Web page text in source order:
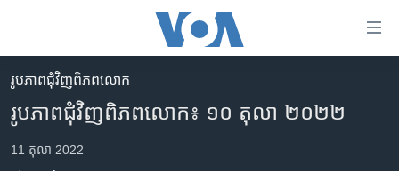
គេហទំព័រ​
រំលង​
និង​
កម្ពុជា
អន្តរជាតិ
អាមេរិក
រូបភាព​ជុំ​វិញ​ពិភពលោក
រូបភាព​ជុំវិញ​ពិភពលោក៖ ១០ តុលា ២០២២
11 តុលា 2022